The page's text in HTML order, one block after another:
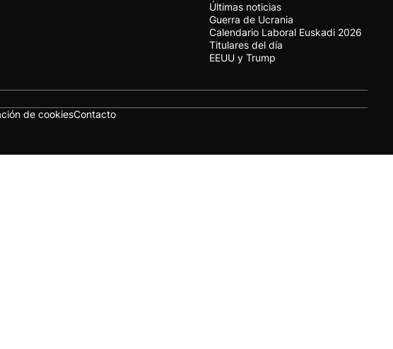
Últimas noticias
Guerra de Ucrania
Calendario Laboral Euskadi 2026
Titulares del día
EEUU y Trump
de cookiesContacto